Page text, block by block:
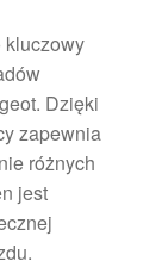
kluczowy
Dzięki
zapewnia
różnych
jest